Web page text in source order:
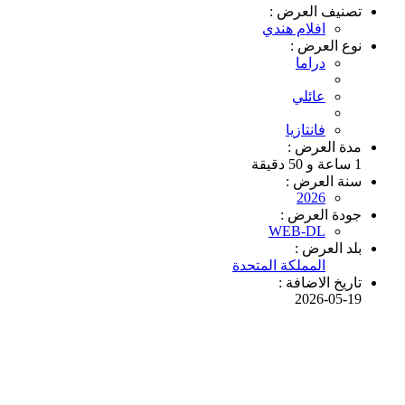
تصنيف العرض :
افلام هندي
نوع العرض :
دراما
عائلي
فانتازيا
مدة العرض :
1 ساعة و 50 دقيقة
سنة العرض :
2026
جودة العرض :
WEB-DL
بلد العرض :
المملكة المتحدة
تاريخ الاضافة :
2026-05-19